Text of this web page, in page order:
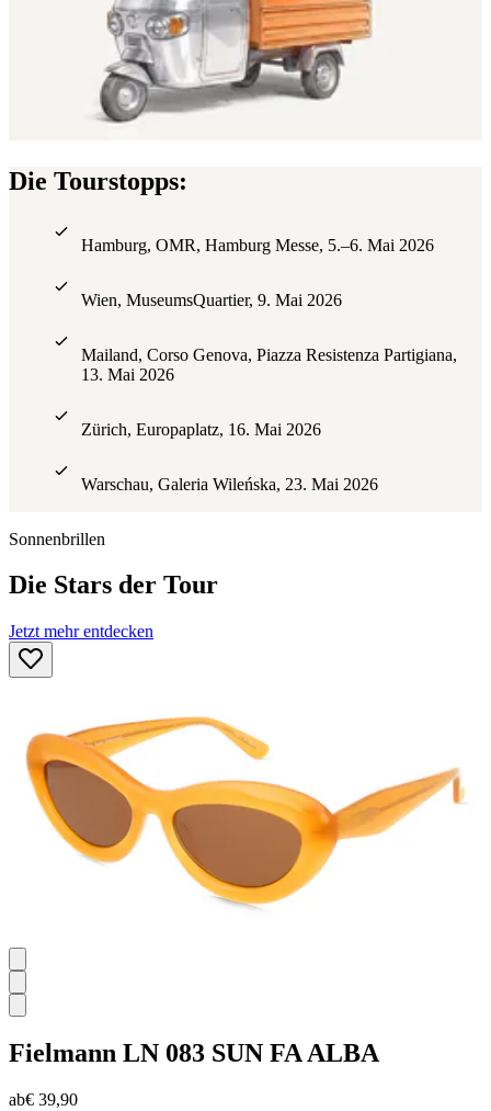
Die Tourstopps:
Hamburg, OMR, Hamburg Messe, 5.–6. Mai 2026
Wien, MuseumsQuartier, 9. Mai 2026
Mailand, Corso Genova, Piazza Resistenza Partigiana,
13. Mai 2026
Zürich, Europaplatz, 16. Mai 2026
Warschau, Galeria Wileńska, 23. Mai 2026
Sonnenbrillen
Die Stars der Tour
Jetzt mehr entdecken
Fielmann LN 083 SUN FA ALBA
ab€ 39,90